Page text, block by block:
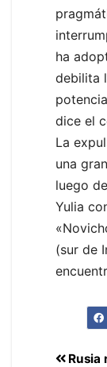
ha
debilita
dice el
La
una
luego
Yulia
(sur de
Rusia